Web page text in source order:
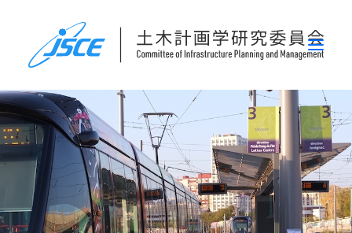
ホーム
委員会概要
研究発表会
論文集・刊行物